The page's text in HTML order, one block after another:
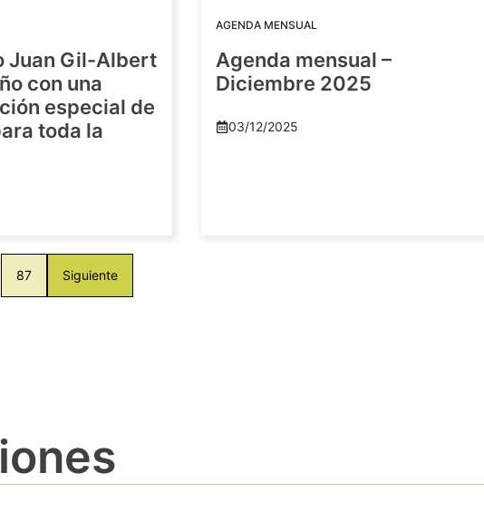
Juan Gil-Albert
con una
especial de
toda la
AGENDA MENSUAL
Agenda mensual –
Diciembre 2025
03/12/2025
87 Siguiente